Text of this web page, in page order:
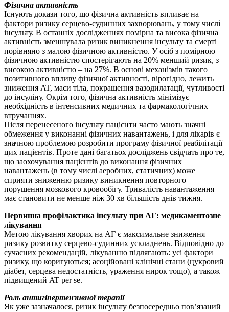
Фізична активність
Існують докази того, що фізична активність впливає на
фактори ризику серцево-судинних захворювань, у тому числі
інсульту. В останніх дослідженнях помірна та висока фізична
активність зменшувала ризик виникнення інсульту та смерті
порівняно з малою фізичною активністю. У осіб з помірною
фізичною активністю спостерігають на 20% менший ризик, з
високою активністю – на 27%. В основі механізмів такого
позитивного впливу фізичної активності, вірогідно, лежить
зниження AT, маси тіла, покращення вазодилатації, чутливості
до інсуліну. Окрім того, фізична активність мінімізує
необхідність в інтенсивних медичних та фармакологічних
втручаннях.
Після перенесеного інсульту пацієнти часто мають значні
обмеження у виконанні фізичних навантажень, і для лікарів є
значною проблемою розробити програму фізичної реабілітації
цих пацієнтів. Проте дані багатьох досліджень свідчать про те,
що заохочування пацієнтів до виконання фізичних
навантажень (в тому числі аеробних, статичних) може
сприяти зниженню ризику виникнення повторного
порушення мозкового кровообігу. Тривалість навантаження
має становити не менше ніж 30 хв більшість днів тижня.
Первинна профілактика інсульту при АГ: медикаментозне
лікування
Метою лікування хворих на АГ є максимальне зниження
ризику розвитку серцево-судинних ускладнень. Відповідно до
сучасних рекомендацій, лікуванню підлягають: усі фактори
ризику, що коригуються; асоційовані клінічні стани (цукровий
діабет, серцева недостатність, ураження нирок тощо), а також
підвищений AT per se.
Роль антигіпертензивної терапії
Як уже зазначалося, ризик інсульту безпосередньо пов’язаний